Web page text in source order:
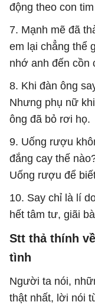
động theo con
7. Mạnh mẽ đã
em lại chẳng thể
nhớ anh đến cồn
8. Khi đàn ông
Nhưng phụ nữ
ông đã bỏ rơi họ.
9. Uống rượu
đắng cay thế
Uống rượu để
10. Say chỉ là lí
hết tâm tư, giãi
Stt thả thính
tình
Người ta nói,
thật nhất, lời nói